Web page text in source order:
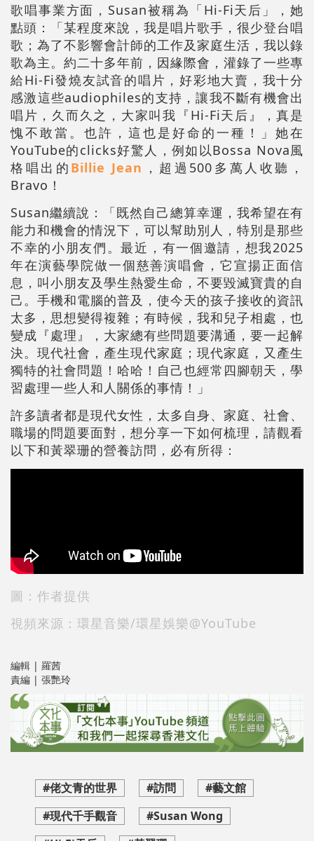
歌唱事業方面，Susan被稱為「Hi-Fi天后」，她
點頭：「某程度來說，我是唱片歌手，很少登台唱
歌；為了不影響會計師的工作及家庭生活，我以錄
歌為主。約二十多年前，因緣際會，灌錄了一些專
給Hi-Fi發燒友試音的唱片，好彩地大賣，我十分
感激這些audiophiles的支持，讓我不斷有機會出
唱片，久而久之，大家叫我『Hi-Fi天后』，真是
愧不敢當。也許，這也是好命的一種！」她在
YouTube的clicks好驚人，例如以Bossa Nova風
格唱出的 Billie Jean ，超過500多萬人收聽，
Bravo！
Susan繼續說：「既然自己總算幸運，我希望在有
能力和機會的情況下，可以幫助別人，特別是那些
不幸的小朋友們。最近，有一個邀請，想我2025
年在演藝學院做一個慈善演唱會，它宣揚正面信
息，叫小朋友及學生熱愛生命，不要毀滅寶貴的自
己。手機和電腦的普及，使今天的孩子接收的資訊
太多，思想變得複雜；有時候，我和兒子相處，也
變成『處理』，大家總有些問題要溝通，要一起解
決。現代社會，產生現代家庭；現代家庭，又產生
獨特的社會問題！哈哈！自己也經常四腳朝天，學
習處理一些人和人關係的事情！」
許多讀者都是現代女性，太多自身、家庭、社會、
職場的問題要面對，想分享一下如何梳理，請觀看
以下和黃翠珊的營養訪問，必有所得：
圖：作者提供
視頻來源：環星音樂/環星娛樂@YouTube
編輯 | 羅茜
責編 | 張艷玲
#佬文青的世界 #訪問
#藝文館
#現代千手觀音
#Susan Wong